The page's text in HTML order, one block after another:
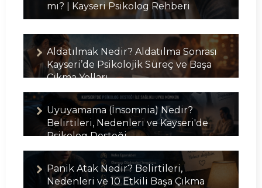
mı? | Kayseri Psikolog Rehberi
Aldatılmak Nedir? Aldatılma Sonrası
Kayseri’de Psikolojik Süreç ve Başa
Çıkma Yolları
Uyuyamama (İnsomnia) Nedir?
Belirtileri, Nedenleri ve Kayseri'de
Psikolog Desteği
Panik Atak Nedir? Belirtileri,
Nedenleri ve 10 Etkili Başa Çıkma